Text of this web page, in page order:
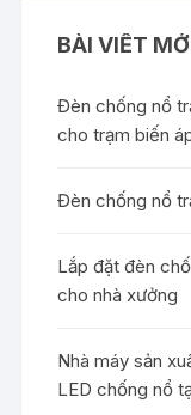
BÀI VIẾT
Đèn chống nổ
cho trạm biến
Đèn chống nổ
Lắp đặt đèn
cho nhà xưởng
Nhà máy sản
LED chống nổ